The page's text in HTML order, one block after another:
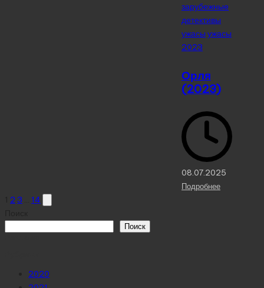
зарубежные
детективы
ужасы ужасы
2023
Орля
(2023)
08.07.2025
Подробнее
Пагинация
записей
2 3 14
Поиск
2020